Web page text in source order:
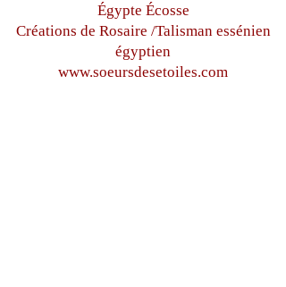
Égypte Écosse
Créations de Rosaire /Talisman essénien
égyptien
www.soeursdesetoiles.com